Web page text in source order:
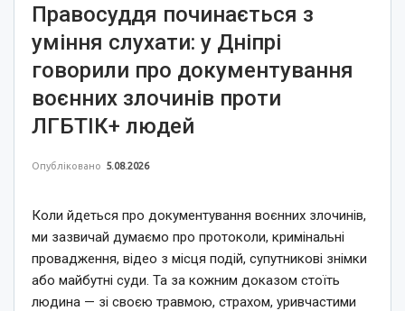
Правосуддя починається з
уміння слухати: у Дніпрі
говорили про документування
воєнних злочинів проти
ЛГБТІК+ людей
Опубліковано 5.08.2026
Коли йдеться про документування воєнних злочинів,
ми зазвичай думаємо про протоколи, кримінальні
провадження, відео з місця подій, супутникові знімки
або майбутні суди. Та за кожним доказом стоїть
людина — зі своєю травмою, страхом, уривчастими